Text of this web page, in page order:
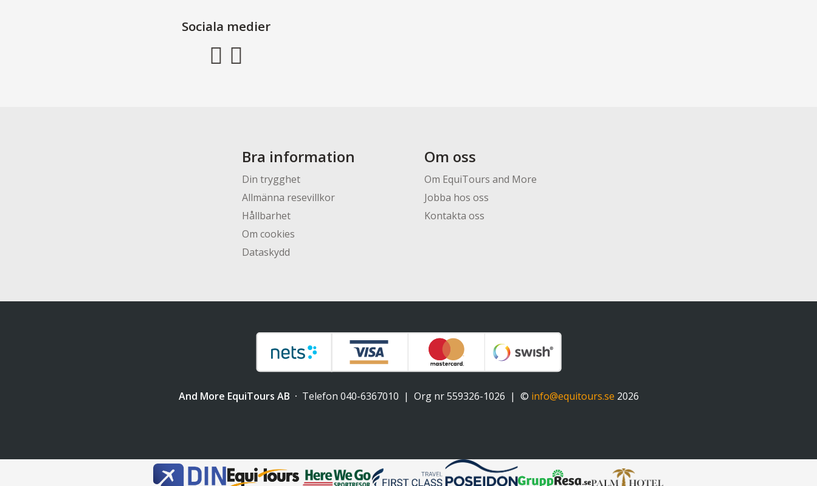
Sociala medier
Bra information
Din trygghet
Allmänna resevillkor
Hållbarhet
Om cookies
Dataskydd
Om oss
Om EquiTours and More
Jobba hos oss
Kontakta oss
And More EquiTours AB Telefon 040-6367010 Org nr 559326-1026 © info@equitours.se 2026